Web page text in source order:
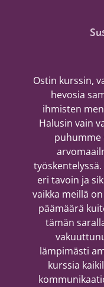
Ostin kurssin,
hevosia
ihmisten
Halusin vain
puhumme
eri tavoin ja
vaikka meillä
päämäärä
tämän
lämpimästi
kurssia